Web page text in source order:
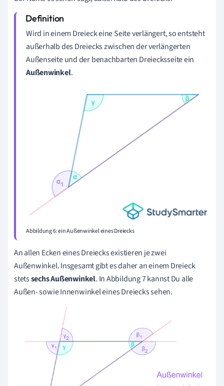
Wird in einem Dreieck eine Seite verlängert, so entsteht
außerhalb des Dreiecks zwischen der verlängerten
Außenseite und der benachbarten Dreiecksseite ein
Außenwinkel.
Abbildung 6: ein Außenwinkel eines Dreiecks
An allen Ecken eines Dreiecks existieren je zwei
Außenwinkel. Insgesamt gibt es daher an einem Dreieck
stetssechs Außenwinkel. In Abbildung 7 kannst Du alle
Außen- sowie Innenwinkel eines Dreiecks sehen.